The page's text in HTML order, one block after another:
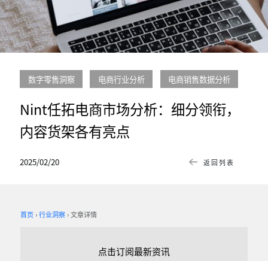
返回列表
2025/02/20
Nint任拓电商市场分析：细分领衔，
内容货架各有亮点
数字零售洞察 电商行业分析 电商销售数据分析
首页 行业洞察 文章详情
点击订阅最新资讯